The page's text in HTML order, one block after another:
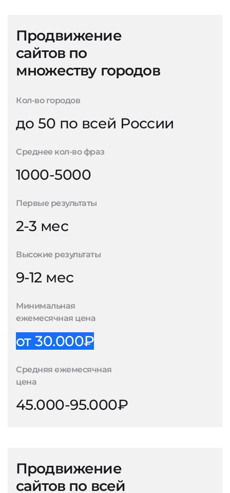
Продвижение
сайтов по
множеству городов
Кол-во городов
до 50 по всей России
Среднее кол-во фраз
1000-5000
Первые результаты
2-3 мес
Высокие результаты
9-12 мес
Минимальная
ежемесячная цена
от 30.000₽
Средняя ежемесячная
цена
45.000-95.000₽
Продвижение
сайтов по всей